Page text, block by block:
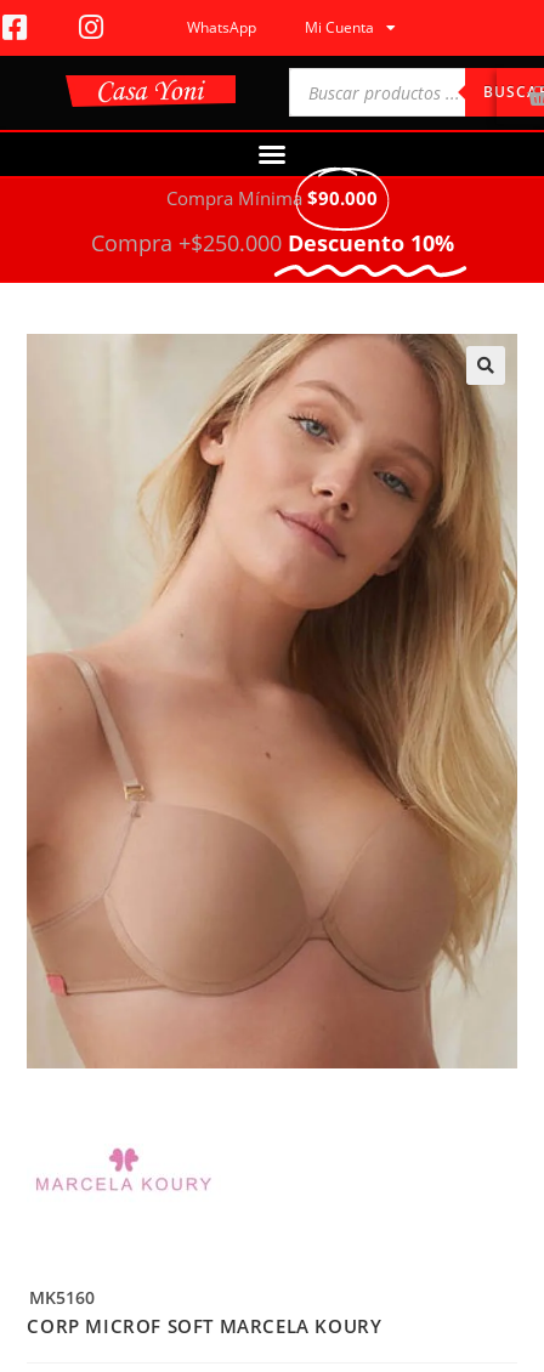
WhatsApp Mi Cuenta
Compra Mínima $90.000
Compra +$250.000 Descuento 10%
🔍
MK5160
CORP MICROF SOFT MARCELA KOURY